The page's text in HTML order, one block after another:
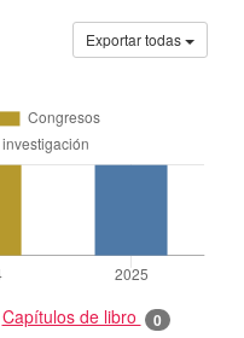
Exportar todas
Capítulos de libro 0